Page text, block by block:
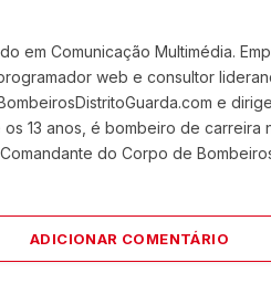
em Comunicação Multimédia.
web e consultor
e
13 anos, é bombeiro de
do Corpo de
ADICIONAR COMENTÁRIO